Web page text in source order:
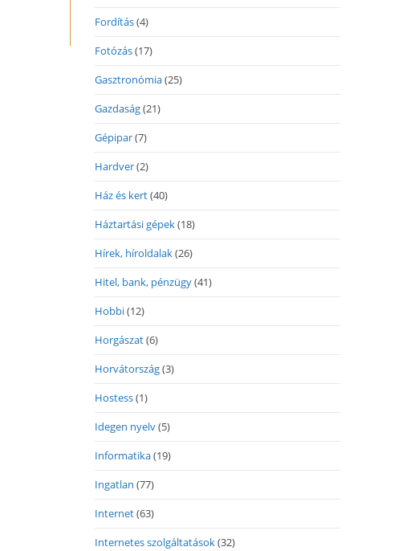
Fordítás(4)
Fotózás(17)
Gasztronómia(25)
Gazdaság(21)
Gépipar(7)
Hardver(2)
Ház és kert(40)
Háztartási gépek(18)
Hírek, híroldalak(26)
Hitel, bank, pénzügy(41)
Hobbi(12)
Horgászat(6)
Horvátország(3)
Hostess(1)
Idegen nyelv(5)
Informatika(19)
Ingatlan (77)
Internet(63)
Internetes szolgáltatások(32)